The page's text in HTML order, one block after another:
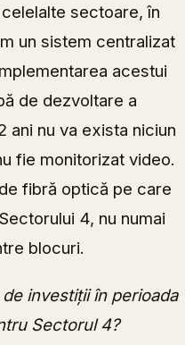
sectoare, în
un sistem centralizat
acestui
de dezvoltare a
ani nu va exista niciun
fie monitorizat video.
fibră optică pe care
4, nu numai
blocuri.
investiții în perioada
Sectorul 4?